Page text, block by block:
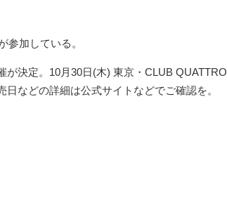
参加している。
決定。10月30日(木) 東京・CLUB QUATTRO
などの詳細は公式サイトなどでご確認を。